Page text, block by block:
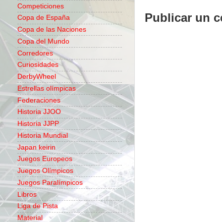
Publicar un
Competiciones
Copa de España
Copa de las Naciones
Copa del Mundo
Corredores
Curiosidades
DerbyWheel
Estrellas olímpicas
Federaciones
Historia JJOO
Historia JJPP
Historia Mundial
Japan keirin
Juegos Europeos
Juegos Olímpicos
Juegos Paralímpicos
Libros
Liga de Pista
Material